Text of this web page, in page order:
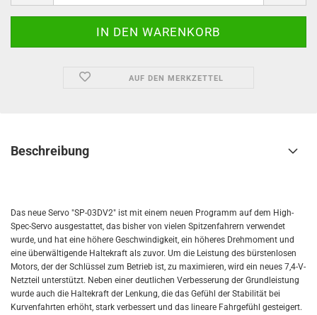
AUF DEN MERKZETTEL
Beschreibung
Das neue Servo "SP-03DV2" ist mit einem neuen Programm auf dem High-
Spec-Servo ausgestattet, das bisher von vielen Spitzenfahrern verwendet
wurde, und hat eine höhere Geschwindigkeit, ein höheres Drehmoment und
eine überwältigende Haltekraft als zuvor. Um die Leistung des bürstenlosen
Motors, der der Schlüssel zum Betrieb ist, zu maximieren, wird ein neues 7,4-V-
Netzteil unterstützt. Neben einer deutlichen Verbesserung der Grundleistung
wurde auch die Haltekraft der Lenkung, die das Gefühl der Stabilität bei
Kurvenfahrten erhöht, stark verbessert und das lineare Fahrgefühl gesteigert.